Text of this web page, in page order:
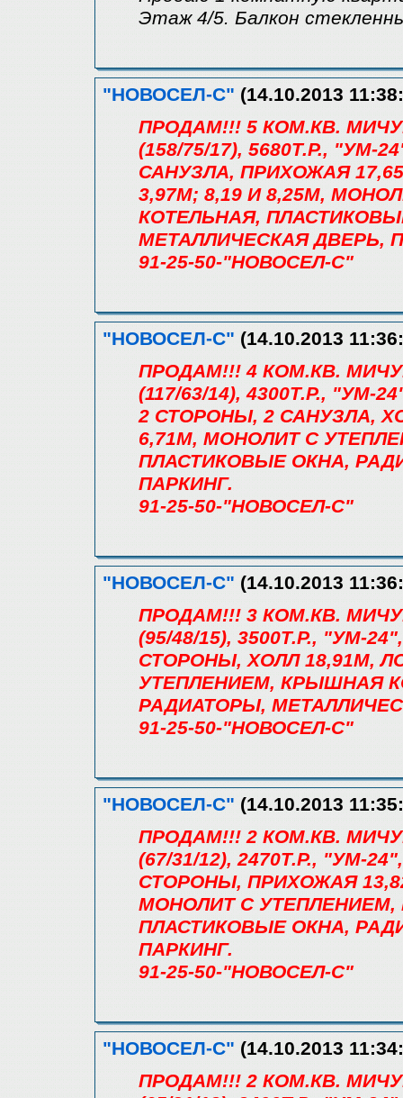
Этаж 4/5. Балкон
"НОВОСЕЛ-С" (14.10.2013
ПРОДАМ!!! 5 КОМ.КВ.
(158/75/17), 5680Т.Р., "УМ-
САНУЗЛА, ПРИХОЖАЯ
3,97М; 8,19 И 8,25М,
КОТЕЛЬНАЯ,
МЕТАЛЛИЧЕСКАЯ ДВЕРЬ,
91-25-50-"НОВОСЕЛ-С"
"НОВОСЕЛ-С" (14.10.2013
ПРОДАМ!!! 4 КОМ.КВ.
(117/63/14), 4300Т.Р., "УМ-
2 СТОРОНЫ, 2 САНУЗЛА,
6,71М, МОНОЛИТ С
ПЛАСТИКОВЫЕ ОКНА,
ПАРКИНГ.
91-25-50-"НОВОСЕЛ-С"
"НОВОСЕЛ-С" (14.10.2013
ПРОДАМ!!! 3 КОМ.КВ.
(95/48/15), 3500Т.Р., "УМ-
СТОРОНЫ, ХОЛЛ 18,91М,
УТЕПЛЕНИЕМ, КРЫШНАЯ
РАДИАТОРЫ,
91-25-50-"НОВОСЕЛ-С"
"НОВОСЕЛ-С" (14.10.2013
ПРОДАМ!!! 2 КОМ.КВ.
(67/31/12), 2470Т.Р., "УМ-
СТОРОНЫ, ПРИХОЖАЯ
МОНОЛИТ С
ПЛАСТИКОВЫЕ ОКНА,
ПАРКИНГ.
91-25-50-"НОВОСЕЛ-С"
"НОВОСЕЛ-С" (14.10.2013
ПРОДАМ!!! 2 КОМ.КВ.